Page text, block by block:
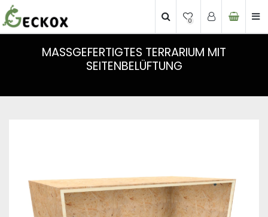
0
MASSGEFERTIGTES TERRARIUM MIT S
EITENBELÜFTUNG